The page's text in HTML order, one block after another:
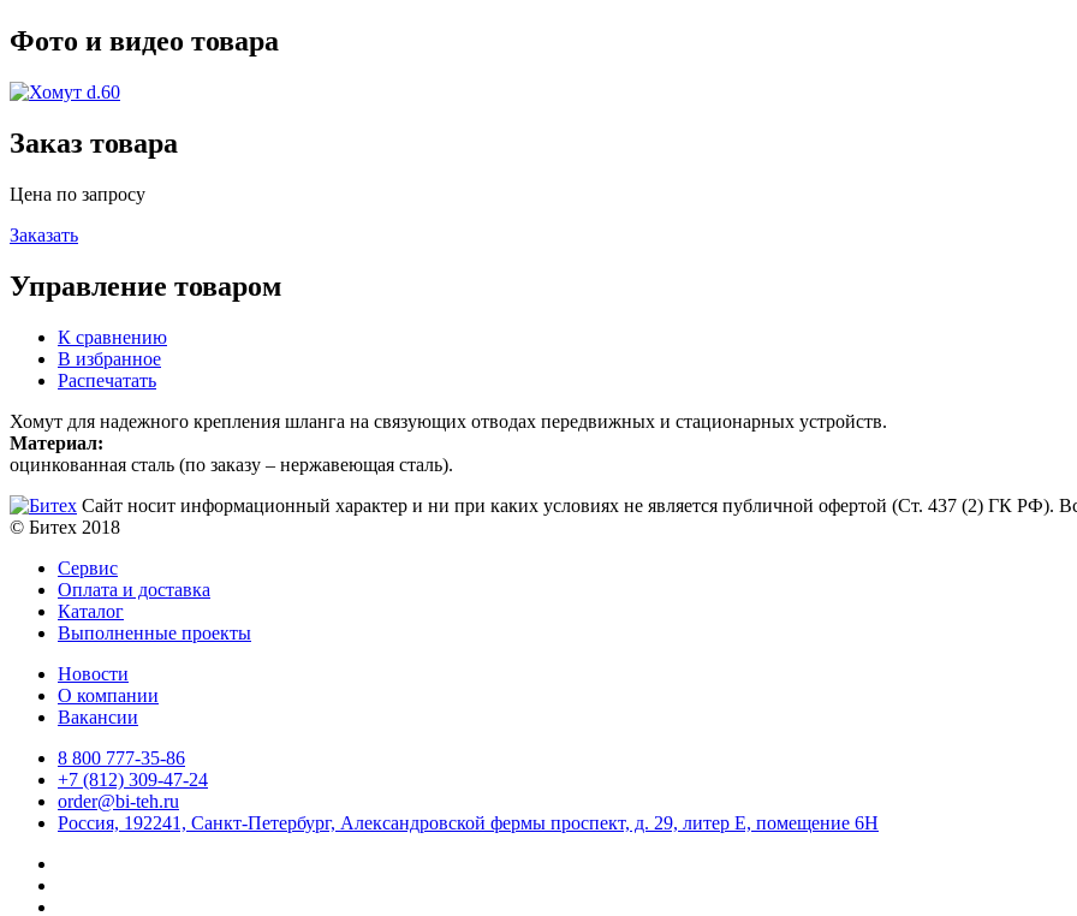
Фото и видео товара
Заказ товара
Цена по запросу
Заказать
Управление товаром
К сравнению
В избранное
Распечатать
Хомут для надежного крепления шланга на связующих отводах передвижных и стационарных устройств.
Материал:
оцинкованная сталь (по заказу – нержавеющая сталь).
Сайт носит информационный характер и ни при каких условиях не является публичной офертой (Ст. 437 (2) ГК РФ).
© Битех 2018
Сервис
Оплата и доставка
Каталог
Выполненные проекты
Новости
О компании
Вакансии
8 800 777-35-86
+7 (812) 309-47-24
order@bi-teh.ru
Россия, 192241, Санкт-Петербург, Александровской фермы проспект, д. 29, литер Е, помещение 6Н